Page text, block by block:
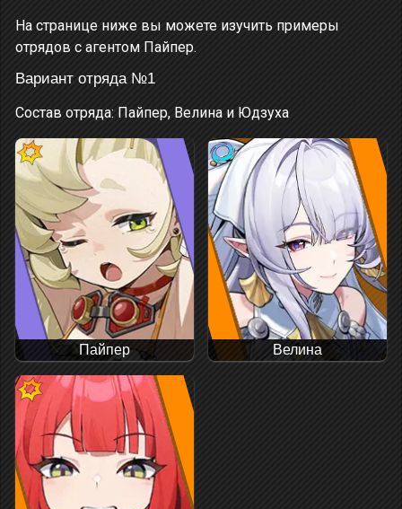
На странице ниже вы можете изучить примеры
отрядов с агентом Пайпер.
Вариант отряда №1
Состав отряда: Пайпер, Велина и Юдзуха
Пайпер Велина